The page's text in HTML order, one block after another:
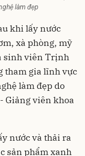
làm đẹp
khi lấy nước
xà phòng, mỹ
sinh viên Trịnh
tham gia lĩnh vực
làm đẹp do
Giảng viên khoa
nước và thải ra
sản phẩm xanh